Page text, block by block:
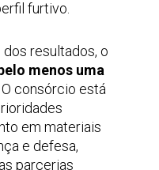
furtivo.
resultados, o
menos uma
. O consórcio está
em materiais
e defesa,
parcerias